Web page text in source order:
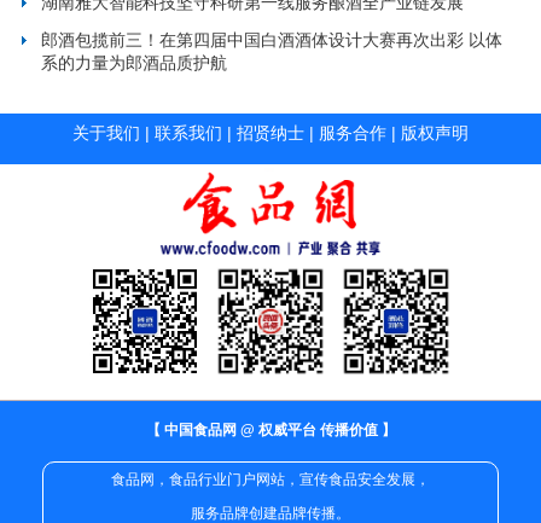
郎酒包揽前三！在第四届中国白酒酒体设计大赛再次出彩 以体
系的力量为郎酒品质护航
关于我们 | 联系我们 | 招贤纳士 | 服务合作 | 版权声明
【 中国食品网 @ 权威平台 传播价值 】
食品网，食品行业门户网站，宣传食品安全发展，
服务品牌创建品牌传播。